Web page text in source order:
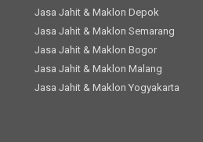
Jasa Jahit & Maklon Depok
Jasa Jahit & Maklon Semarang
Jasa Jahit & Maklon Bogor
Jasa Jahit & Maklon Malang
Jasa Jahit & Maklon Yogyakarta